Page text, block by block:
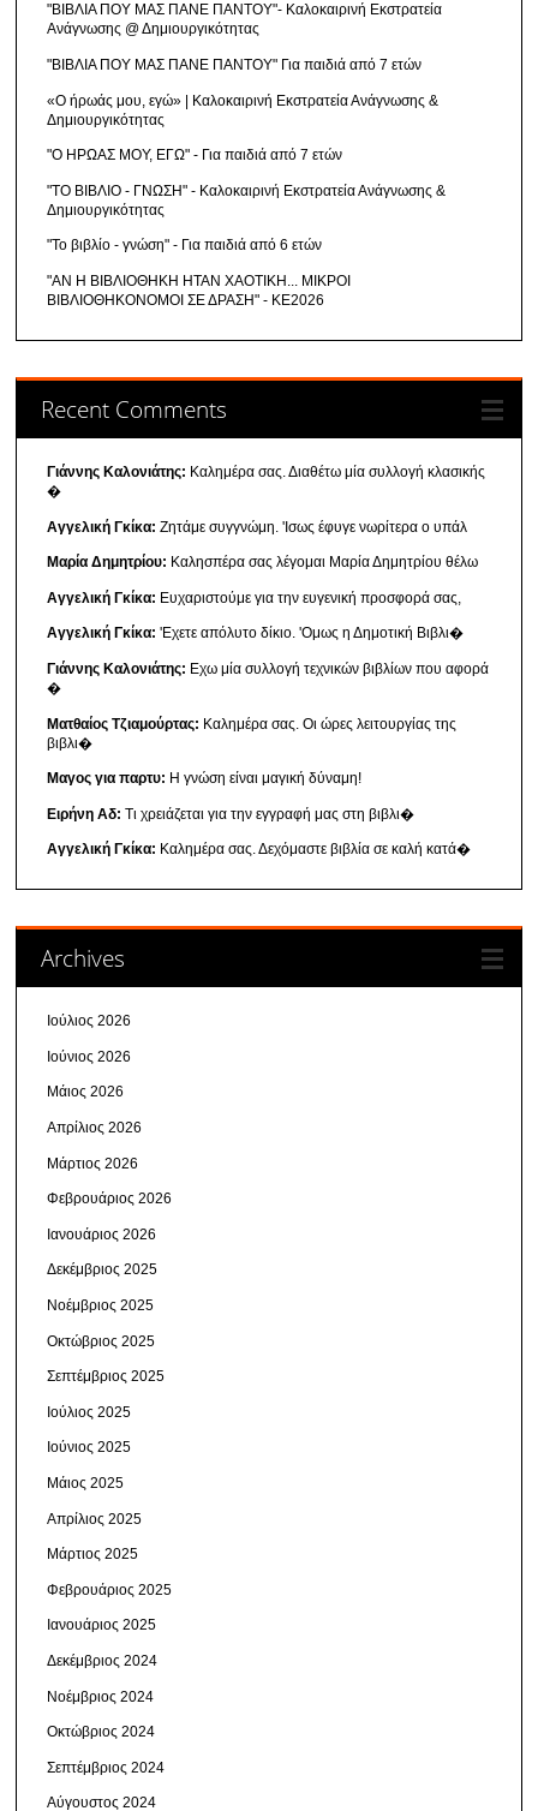
"ΒΙΒΛΙΑ ΠΟΥ ΜΑΣ ΠΑΝΕ ΠΑΝΤΟΥ"- Καλοκαιρινή Εκστρατεία
Ανάγνωσης @ Δημιουργικότητας
"ΒΙΒΛΙΑ ΠΟΥ ΜΑΣ ΠΑΝΕ ΠΑΝΤΟΥ" Για παιδιά από 7 ετών
«Ο ήρωάς μου, εγώ» | Καλοκαιρινή Εκστρατεία Ανάγνωσης &
Δημιουργικότητας
"Ο ΗΡΩΑΣ ΜΟΥ, ΕΓΩ" - Για παιδιά από 7 ετών
"ΤΟ ΒΙΒΛΙΟ - ΓΝΩΣΗ" - Καλοκαιρινή Εκστρατεία Ανάγνωσης &
Δημιουργικότητας
"Το βιβλίο - γνώση" - Για παιδιά από 6 ετών
"ΑΝ Η ΒΙΒΛΙΟΘΗΚΗ ΗΤΑΝ ΧΑΟΤΙΚΗ... ΜΙΚΡΟΙ
ΒΙΒΛΙΟΘΗΚΟΝΟΜΟΙ ΣΕ ΔΡΑΣΗ" - ΚΕ2026
Recent Comments
Γιάννης Καλονιάτης: Καλημέρα σας. Διαθέτω μία συλλογή κλασικής
�
Αγγελική Γκίκα: Ζητάμε συγγνώμη. 'Ισως έφυγε νωρίτερα ο υπάλ
Μαρία Δημητρίου: Καλησπέρα σας λέγομαι Μαρία Δημητρίου θέλω
Αγγελική Γκίκα: Ευχαριστούμε για την ευγενική προσφορά σας,
Αγγελική Γκίκα: 'Εχετε απόλυτο δίκιο. 'Ομως η Δημοτική Βιβλι�
Γιάννης Καλονιάτης: Εχω μία συλλογή τεχνικών βιβλίων που αφορά
�
Ματθαίος Τζιαμούρτας: Καλημέρα σας. Οι ώρες λειτουργίας της
βιβλι�
Μαγος για παρτυ: Η γνώση είναι μαγική δύναμη!
Ειρήνη Αδ: Τι χρειάζεται για την εγγραφή μας στη βιβλι�
Αγγελική Γκίκα: Καλημέρα σας. Δεχόμαστε βιβλία σε καλή κατά�
Archives
Ιούλιος 2026
Ιούνιος 2026
Μάιος 2026
Απρίλιος 2026
Μάρτιος 2026
Φεβρουάριος 2026
Ιανουάριος 2026
Δεκέμβριος 2025
Νοέμβριος 2025
Οκτώβριος 2025
Σεπτέμβριος 2025
Ιούλιος 2025
Ιούνιος 2025
Μάιος 2025
Απρίλιος 2025
Μάρτιος 2025
Φεβρουάριος 2025
Ιανουάριος 2025
Δεκέμβριος 2024
Νοέμβριος 2024
Οκτώβριος 2024
Σεπτέμβριος 2024
Αύγουστος 2024